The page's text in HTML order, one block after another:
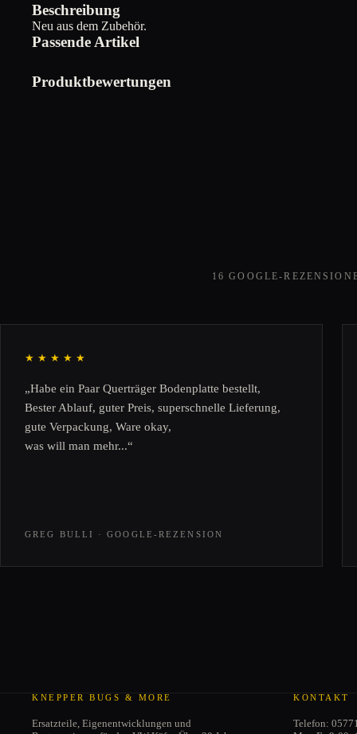
Beschreibung
Neu aus dem Zubehör.
Passende Artikel
Produktbewertungen
16 GOOGLE-
★★★★★
„Habe ein Paar Querträger Bodenplatte bestellt,
Bester Ablauf, guter Preis, superschnelle Lieferung,
gute Verpackung, Ware okay,
was will man mehr...“
GREG BULLI · GOOGLE-REZENSION
KNEPPER BUGS & MORE
Ersatzteile, Eigenentwicklungen und
KONTAKT
Telefon: